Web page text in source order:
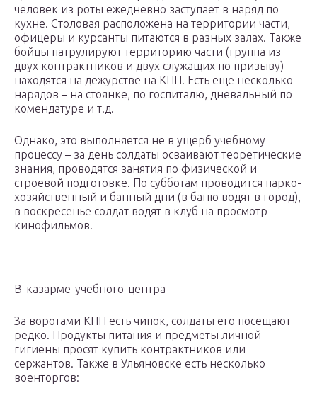
человек из роты ежедневно заступает в наряд по
кухне. Столовая расположена на территории части,
офицеры и курсанты питаются в разных залах. Также
бойцы патрулируют территорию части (группа из
двух контрактников и двух служащих по призыву)
находятся на дежурстве на КПП. Есть еще несколько
нарядов – на стоянке, по госпиталю, дневальный по
комендатуре и т.д.
Однако, это выполняется не в ущерб учебному
процессу – за день солдаты осваивают теоретические
знания, проводятся занятия по физической и
строевой подготовке. По субботам проводится парко-
хозяйственный и банный дни (в баню водят в город),
в воскресенье солдат водят в клуб на просмотр
кинофильмов.
В-казарме-учебного-центра
За воротами КПП есть чипок, солдаты его посещают
редко. Продукты питания и предметы личной
гигиены просят купить контрактников или
сержантов. Также в Ульяновске есть несколько
военторгов: